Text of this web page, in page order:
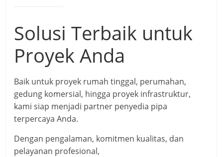
Solusi Terbaik untuk
Proyek Anda
Baik untuk proyek rumah tinggal, perumahan,
gedung komersial, hingga proyek infrastruktur,
kami siap menjadi partner penyedia pipa
terpercaya Anda.
Dengan pengalaman, komitmen kualitas, dan
pelayanan profesional,